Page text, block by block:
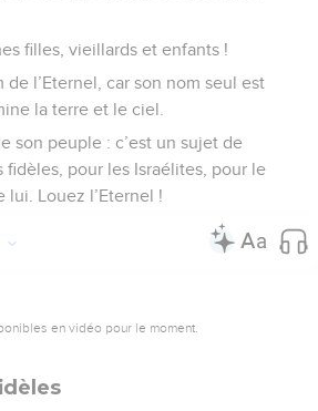
filles, vieillards et enfants !
de l’Eternel, car son nom seul est
la terre et le ciel.
son peuple : c’est un sujet de
fidèles, pour les Israélites, pour le
lui. Louez l’Eternel !
en vidéo pour le moment.